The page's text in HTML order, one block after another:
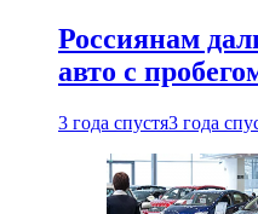
Россиянам
авто с
3 года спустя3 года